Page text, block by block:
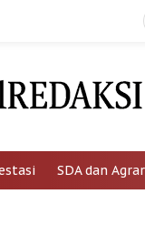
SDA dan